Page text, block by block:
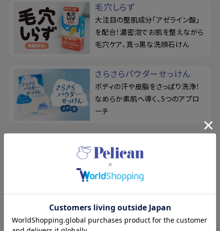
毛穴しらず
大注目の整肌成分「アゼライン酸」
を配合！濃密泡でお肌を整えながら
毛穴ケア、真っ黒な洗顔石けん
さらさらパウダーせっけん
ボディの汗や皮脂をさっぱり洗浄！
なめらか素肌へ導く、5つのアプロ
ーチ
100人のユーザーの意見を取り入れ
て開発！メイクも落とせる、洗顔せっ
けん＆洗顔ブラシ